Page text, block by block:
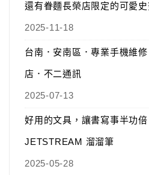
還有眷麵長榮店限定的可愛
2025-11-18
台南．安南區．專業手機維
店．不二通訊
2025-07-13
好用的文具，讓書寫事半功
JETSTREAM 溜溜筆
2025-05-28